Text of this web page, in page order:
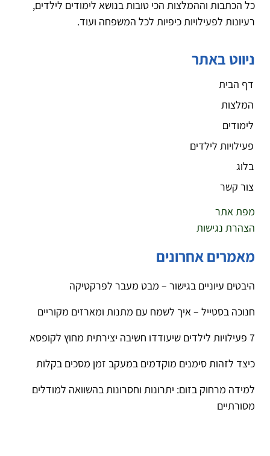
כל הכתבות וההמלצות הכי טובות בנושא לימודים לילדים,
רעיונות לפעילויות כיפיות לכל המשפחה ועוד.
ניווט באתר
דף הבית
המלצות
לימודים
פעילויות לילדים
בלוג
צור קשר
מפת אתר
הצהרת נגישות
מאמרים אחרונים
היבטים עיוניים בגישור – מבט מעבר לפרקטיקה
חנוכה בסטייל – איך לשמח עם מתנות ומארזים מקוריים
7 פעילויות לילדים שיעודדו חשיבה יצירתית מחוץ לקופסא
כיצד לזהות סימנים מוקדמים במעקב זמן מסכים בקלות
למידה מרחוק בזום: יתרונות וחסרונות בהשוואה למודלים
מסורתיים